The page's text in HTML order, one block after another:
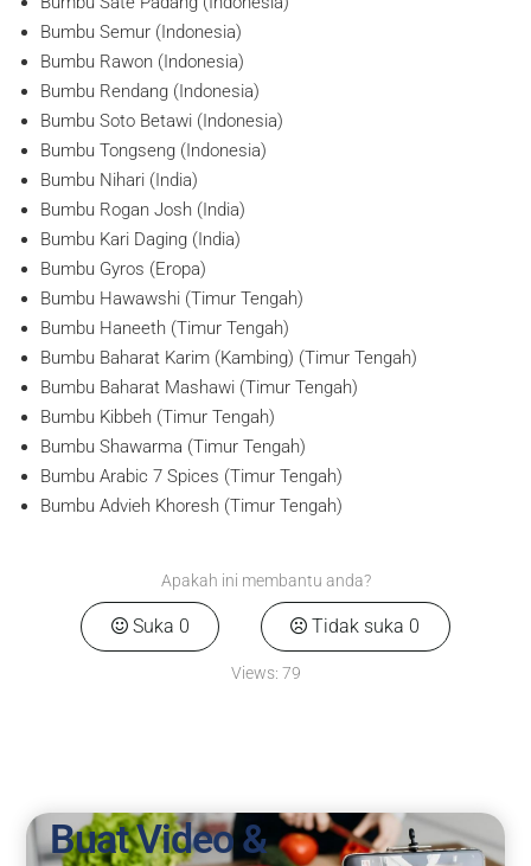
Bumbu Semur (Indonesia)
Bumbu Rawon (Indonesia)
Bumbu Rendang (Indonesia)
Bumbu Soto Betawi (Indonesia)
Bumbu Tongseng (Indonesia)
Bumbu Nihari (India)
Bumbu Rogan Josh (India)
Bumbu Kari Daging (India)
Bumbu Gyros (Eropa)
Bumbu Hawawshi (Timur Tengah)
Bumbu Haneeth (Timur Tengah)
Bumbu Baharat Karim (Kambing) (Timur Tengah)
Bumbu Baharat Mashawi (Timur Tengah)
Bumbu Kibbeh (Timur Tengah)
Bumbu Shawarma (Timur Tengah)
Bumbu Arabic 7 Spices (Timur Tengah)
Bumbu Advieh Khoresh (Timur Tengah)
Apakah ini membantu anda?
Suka 0 Tidak suka 0
Views: 79
Buat Video &